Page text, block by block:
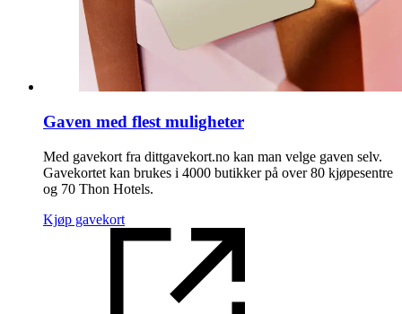
Gaven med flest muligheter
Med gavekort fra dittgavekort.no kan man velge gaven selv.
Gavekortet kan brukes i 4000 butikker på over 80 kjøpesentre
og 70 Thon Hotels.
Kjøp gavekort